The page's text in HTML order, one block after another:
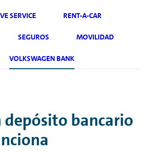
SERVICE RENT-A-CAR
SEGUROS MOVILIDAD
VOLKSWAGEN BANK
depósito bancario